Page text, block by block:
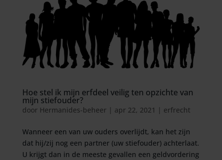
Hoe stel ik mijn erfdeel veilig ten opzichte van
mijn stiefouder?
door Hermanides-beheer | apr 22, 2021 | erfrecht
Wanneer een van uw ouders overlijdt, kan het zijn
dat hij/zij nog een partner (uw stiefouder) achterlaat.
U krijgt dan in de meeste gevallen een geldvordering